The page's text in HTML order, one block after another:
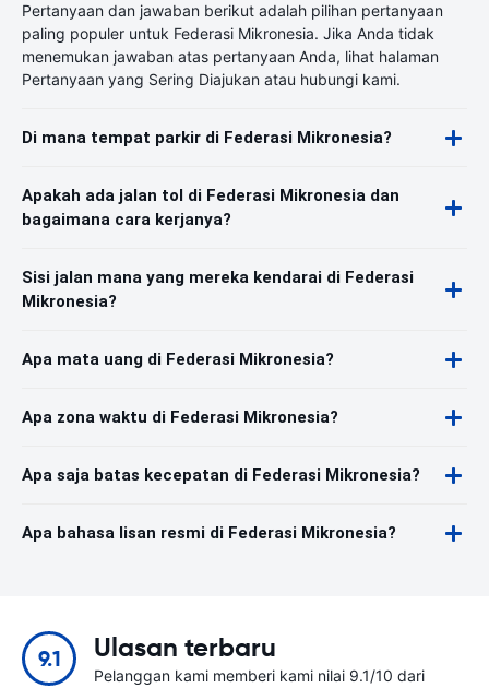
Pertanyaan dan jawaban berikut adalah pilihan pertanyaan
paling populer untuk Federasi Mikronesia. Jika Anda tidak
menemukan jawaban atas pertanyaan Anda, lihat halaman
Pertanyaan yang Sering Diajukan atau hubungi kami.
Di mana tempat parkir di Federasi Mikronesia?
Apakah ada jalan tol di Federasi Mikronesia dan
bagaimana cara kerjanya?
Sisi jalan mana yang mereka kendarai di Federasi
Mikronesia?
Apa mata uang di Federasi Mikronesia?
Apa zona waktu di Federasi Mikronesia?
Apa saja batas kecepatan di Federasi Mikronesia?
Apa bahasa lisan resmi di Federasi Mikronesia?
9.1 Ulasan terbaru
Pelanggan kami memberi kami nilai 9.1/10 dari